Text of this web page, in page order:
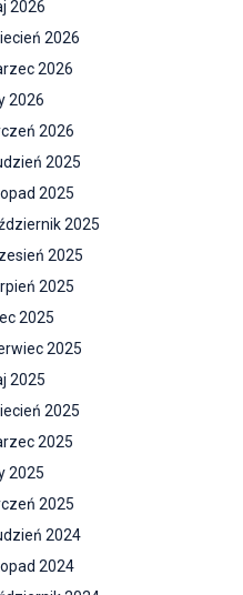
2026
2026
2026
2026
2026
2025
2025
2025
2025
2025
2025
2025
2025
2025
2025
2025
2025
2024
2024